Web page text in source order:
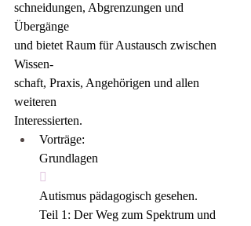
schneidungen, Abgrenzungen und
Übergänge
und bietet Raum für Austausch zwischen
Wissen-
schaft, Praxis, Angehörigen und allen
weiteren
Interessierten.
Vorträge:
Grundlagen

Autismus pädagogisch gesehen.
Teil 1: Der Weg zum Spektrum und